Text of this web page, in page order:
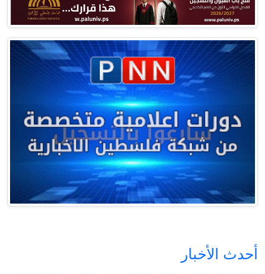
أحدث الأخبار